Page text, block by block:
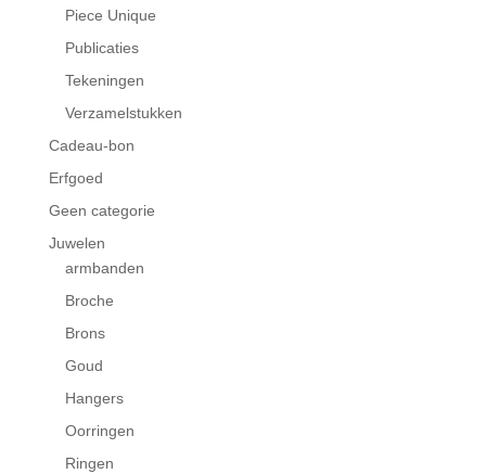
Piece Unique
Publicaties
Tekeningen
Verzamelstukken
Cadeau-bon
Erfgoed
Geen categorie
Juwelen
armbanden
Broche
Brons
Goud
Hangers
Oorringen
Ringen